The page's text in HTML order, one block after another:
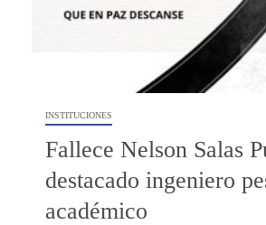
INSTITUCIONES
Fallece Nelson Salas
destacado ingeniero
académico